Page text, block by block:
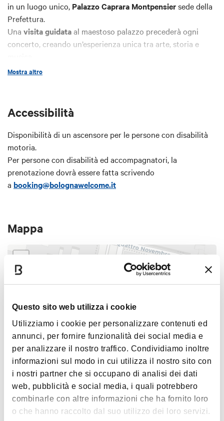
Questo sito web utilizza i cookie
Utilizziamo i cookie per personalizzare contenuti ed
annunci, per fornire funzionalità dei social media e
per analizzare il nostro traffico. Condividiamo inoltre
informazioni sul modo in cui utilizza il nostro sito con
i nostri partner che si occupano di analisi dei dati
web, pubblicità e social media, i quali potrebbero
combinarle con altre informazioni che ha fornito loro
o che hanno raccolto dal suo utilizzo dei loro servizi.
in un luogo unico, Palazzo Caprara Montpensiersede della
Prefettura.
Una visita guidataal maestoso palazzo precederà ogni
concerto, creando un’esperienza unica tra arte, storia e
Tra sfarzosi saloni, impreziositi da opere d’arte e arredi
Presidente della Repubblica Italiana, la visita si concluderà
alSalone della Guardia
Intero:€15
Ridotto:€ 10 (possessori Card Cultura; bambini dai 6 agli 11
anni compiuti; accompagnatore di persone con disabilità)
Gratisbambini 0-5 anni; persone con disabilità
essere effettuata scrivendo
booking@bolognawelcome.itoppure recandosi all'Info
Point in Piazza Maggiore.
Servizi inclusi:
Ingresso a a Palazzo Caprara Montpensier
Il concerto al termine del tour è gratuito e offerto dalla
Fondazione Del Monte; la partecipazione al concerto è
abbinata alla visita guidata (non sarà quindi possibile
assistere al solo concerto).
Punto di ritrovo (15 minuti prima dell'inizio della visita):
Ingresso di Palazzo Caprara
Via IV Novembre 26, Bologna
Mostra altro
Accessibilità
Disponibilità di un ascensore per le persone con disabilità
motoria.
Per persone con disabilità ed accompagnatori, la
prenotazione dovrà essere fatta scrivendo
a booking@bolognawelcome.it
Mappa
1
−
Leaflet |©OpenStreetMap contributors ©CARTO
1